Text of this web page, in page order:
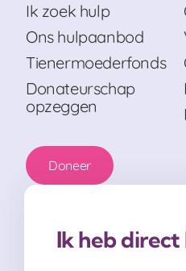
Ik zoek hulp
Ons hulpaanbod
Tienermoederfonds
Donateurschap
opzeggen
Doneer
Ik heb